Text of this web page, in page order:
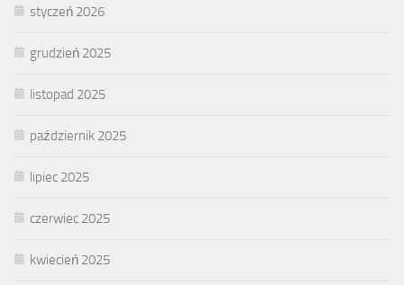
styczeń 2026
grudzień 2025
listopad 2025
październik 2025
lipiec 2025
czerwiec 2025
kwiecień 2025